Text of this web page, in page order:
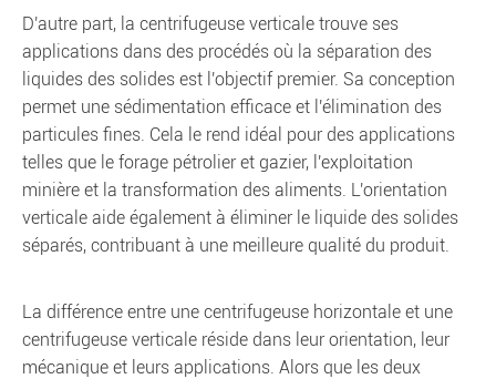
D'autre part, la centrifugeuse verticale trouve ses
applications dans des procédés où la séparation des
liquides des solides est l'objectif premier. Sa conception
permet une sédimentation efficace et l'élimination des
particules fines. Cela le rend idéal pour des applications
telles que le forage pétrolier et gazier, l'exploitation
minière et la transformation des aliments. L'orientation
verticale aide également à éliminer le liquide des solides
séparés, contribuant à une meilleure qualité du produit.
La différence entre une centrifugeuse horizontale et une
centrifugeuse verticale réside dans leur orientation, leur
mécanique et leurs applications. Alors que les deux